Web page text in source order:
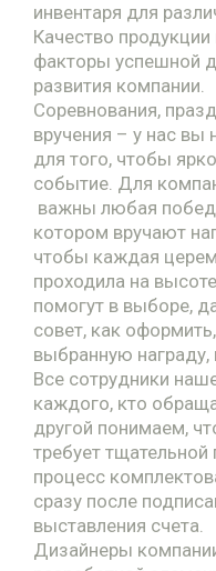
инвентаря для
Качество
факторы успешной
развития компании.
Соревнования,
вручения – у нас вы
для того, чтобы
событие. Для
важны любая
котором вручают
чтобы каждая
проходила на
помогут в выборе,
совет, как
выбранную награду,
Все сотрудники
каждого, кто
другой понимаем,
требует
процесс
сразу после
выставления счета.
Дизайнеры